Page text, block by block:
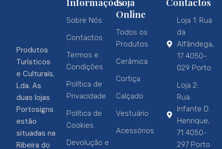
Produtos
Turísticos
e Culturais,
Lda. As
duas lojas
Portosigns
estão
situadas na
Ribeira do
Sobre Nós
Contactos
Termos e
Condições
Política de
Privacidade
Política de
Cookies
Devolução e
Online
Todos os
Produtos
Cerâmica
Cortiça
Calçado
Vestuário
Acessórios
Loja 1: Rua
da
Alfândega,
17 4050-
029 Porto
Loja 2:
Rua
Infante D.
Henrique,
71 4050-
297 Porto